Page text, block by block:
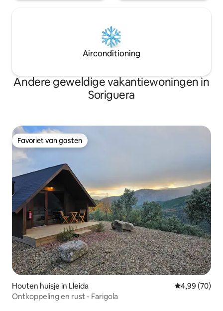
Airconditioning
Andere geweldige vakantiewoningen in
Soriguera
Favoriet van gasten
Favoriet van gasten
Houten huisje in Lleida Gemiddelde
4,99 (70)
Ontkoppeling en rust - Farigola